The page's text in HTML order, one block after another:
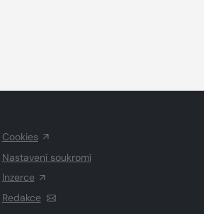
Cookies
Nastavení soukromí
Inzerce
Redakce